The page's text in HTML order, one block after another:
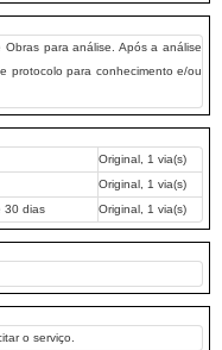
para análise. Após a análise
protocolo para conhecimento e/ou
Original, 1 via(s)
Original, 1 via(s)
30 dias Original, 1 via(s)
o serviço.